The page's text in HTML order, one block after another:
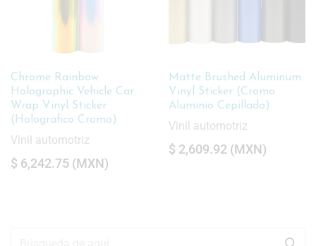
Matte Brushed Aluminum
Vinyl Sticker (Cromo
Aluminio Cepillado)
Vinil automotriz
$ 2,609.92( MXN
Chromo Brushed Vinyl
Metalic (Cromo Cepillado
Metalico)
Vinil automotriz
$ 2,839.51 (MXN)